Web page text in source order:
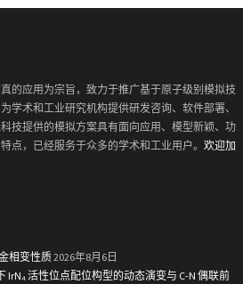
的应用为宗旨，致力于推广基于原子级别模拟技
学术和工业研究机构提供研发咨询、软件部署、
技提供的模拟方案具有面向应用、模型新颖、功
点，已经服务于众多的学术和工业用户。 欢迎加
相变性质2026年8月6日
IrN₄ 活性位点配位构型的动态演变与 C-N 偶联前